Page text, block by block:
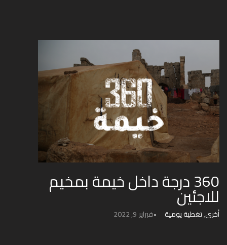
360 درجة داخل خيمة بمخيم
للاجئين
أخرى,تغطية يومية فبراير 9, 2022